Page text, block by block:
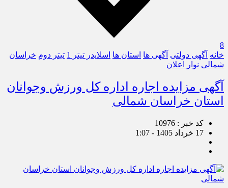
8
خانه آگهی دولتی آگهی ها استان ها اسلایدر تیتر 1 تیتر دوم خراسان
شمالی نوار اعلان
آگهی مزایده اجاره اداره کل ورزش وجوانان
استان خراسان شمالی
کد خبر : 10976
17 خرداد 1405 - 1:07